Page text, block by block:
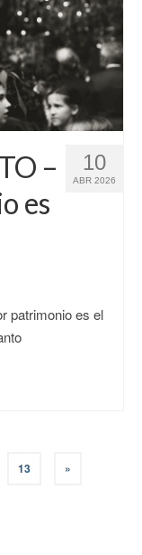
10
ABR 2026
–
es
patrimonio es el
13 »